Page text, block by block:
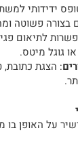
ידידותי
בצורה פשוטה
לתיאום
גוגל מיטס.
: הצגת כתובת,
על האופן